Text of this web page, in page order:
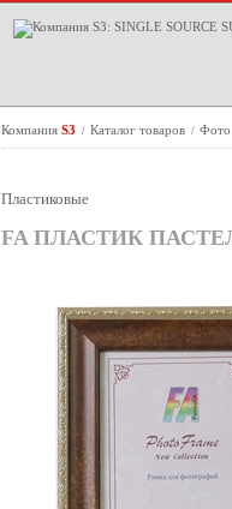
Компания S3 / Каталог товаров / Фото
Пластиковые
FA ПЛАСТИК